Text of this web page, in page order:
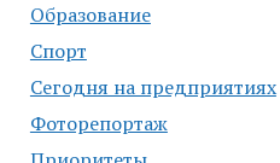
Образование
Спорт
Сегодня на предприятиях
Фоторепортаж